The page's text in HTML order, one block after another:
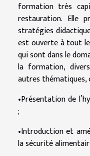
formation très
restauration. Elle
stratégies
est ouverte à tout
qui sont dans le
la formation,
autres thématiques,
•Présentation de
;
•Introduction et
la sécurité